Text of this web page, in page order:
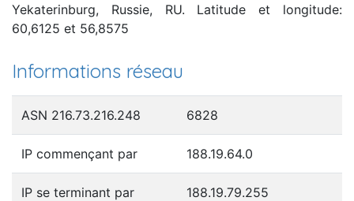
Yekaterinburg, Russie, RU. Latitude et longitude:
60,6125 et 56,8575
Informations réseau
ASN 216.73.216.248 6828
IP commençant par 188.19.64.0
IP se terminant par 188.19.79.255